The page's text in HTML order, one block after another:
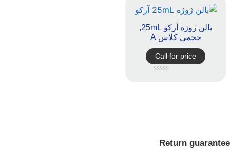
بالن ژوژه آرکو 25mL,
حجمی کلاس A
Call for price
Return